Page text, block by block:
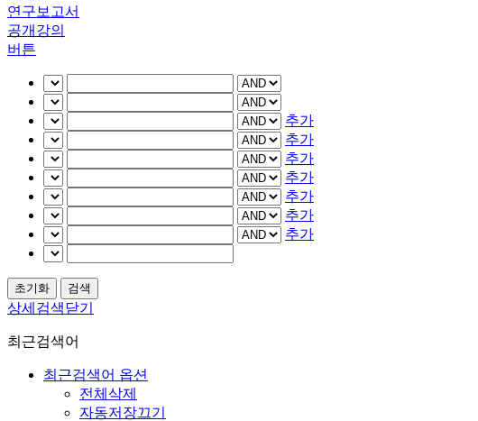
연구보고서
공개강의
버튼
추가
추가
추가
추가
추가
추가
추가
상세검색닫기
최근검색어
최근검색어 옵션
전체삭제
자동저장끄기